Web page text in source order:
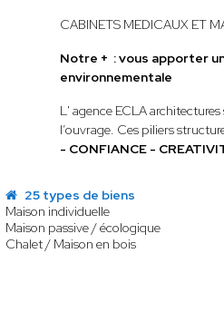
CABINETS MEDICAUX ET
Notre + : vous apporter
environnementale
L' agence ECLA
l’ouvrage. Ces piliers
- CONFIANCE -
25 types de biens
Maison individuelle
Maison passive / écologique
Chalet / Maison en bois